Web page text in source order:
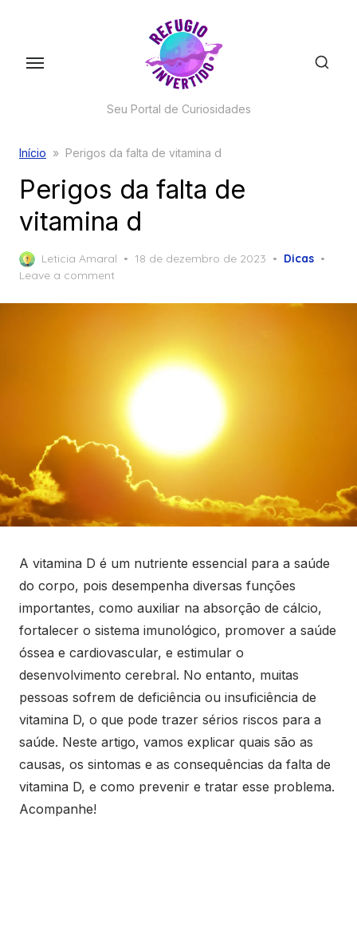
Seu Portal de Curiosidades
Início » Perigos da falta de vitamina d
Perigos da falta de
vitamina d
Leticia Amaral
Posted
18 de dezembro de 2023
Dicas
Leave a comment
A vitamina D é um nutriente essencial para a saúde
do corpo, pois desempenha diversas funções
importantes, como auxiliar na absorção de cálcio,
fortalecer o sistema imunológico, promover a saúde
óssea e cardiovascular, e estimular o
desenvolvimento cerebral. No entanto, muitas
pessoas sofrem de deficiência ou insuficiência de
vitamina D, o que pode trazer sérios riscos para a
saúde. Neste artigo, vamos explicar quais são as
causas, os sintomas e as consequências da falta de
vitamina D, e como prevenir e tratar esse problema.
Acompanhe!